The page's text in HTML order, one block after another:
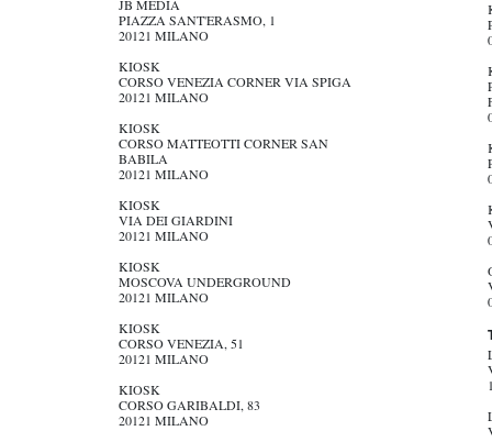
JB MEDIA
PIAZZA SANT'ERASMO, 1
20121 MILANO
KIOSK
CORSO VENEZIA CORNER VIA SPIGA
20121 MILANO
KIOSK
CORSO MATTEOTTI CORNER SAN
BABILA
20121 MILANO
KIOSK
VIA DEI GIARDINI
20121 MILANO
KIOSK
MOSCOVA UNDERGROUND
20121 MILANO
KIOSK
CORSO VENEZIA, 51
20121 MILANO
KIOSK
CORSO GARIBALDI, 83
20121 MILANO